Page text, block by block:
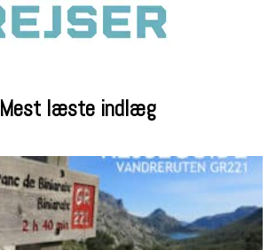
Mest læste indlæg